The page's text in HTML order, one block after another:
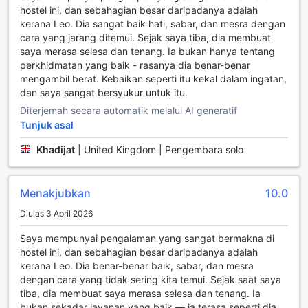
Smart Hyde Park View Hostel menawarkan kemudahan
bilik yang lengkap dan selesa untuk memastikan
penginapan anda di London menjadi pengalaman yang
tidak terlupakan. Setiap bilik dilengkapi dengan pengering
rambut yang memudahkan anda untuk menguruskan
penampilan sebelum keluar menjelajahi bandar. Selain itu,
televisyen disediakan untuk anda menikmati hiburan di
dalam bilik selepas seharian beraktiviti.
Untuk penggemar kopi dan teh, kemudahan penyediaan
minuman disediakan bagi membolehkan anda menikmati
secawan minuman hangat pada bila-bila masa. Bilik-bilik
juga dilengkapi dengan barangan mandian berkualiti serta
tambahan selama penginapan anda. Dengan kemudahan
yang lengkap ini, Smart Hyde Park View Hostel menjanjikan
pengalaman yang memuaskan bagi setiap pengunjung.
Kemudahan Makan di Smart Hyde Park View Hostel
Di Smart Hyde Park View Hostel, pengalaman bersantap
anda akan menjadi lebih menarik dengan pelbagai
kemudahan yang disediakan. Anda boleh memulakan hari
hostel ini, dan sebahagian besar daripadanya adalah
kerana Leo. Dia sangat baik hati, sabar, dan mesra dengan
cara yang jarang ditemui. Sejak saya tiba, dia membuat
saya merasa selesa dan tenang. Ia bukan hanya tentang
perkhidmatan yang baik - rasanya dia benar-benar
mengambil berat. Kebaikan seperti itu kekal dalam ingatan,
dan saya sangat bersyukur untuk itu.
Diterjemah secara automatik melalui AI generatif
Tunjuk asal
Khadijat United Kingdom | Pengembara solo
Menakjubkan 10.0
Diulas 3 April 2026
Saya mempunyai pengalaman yang sangat bermakna di
hostel ini, dan sebahagian besar daripadanya adalah
kerana Leo. Dia benar-benar baik, sabar, dan mesra
dengan cara yang tidak sering kita temui. Sejak saat saya
tiba, dia membuat saya merasa selesa dan tenang. Ia